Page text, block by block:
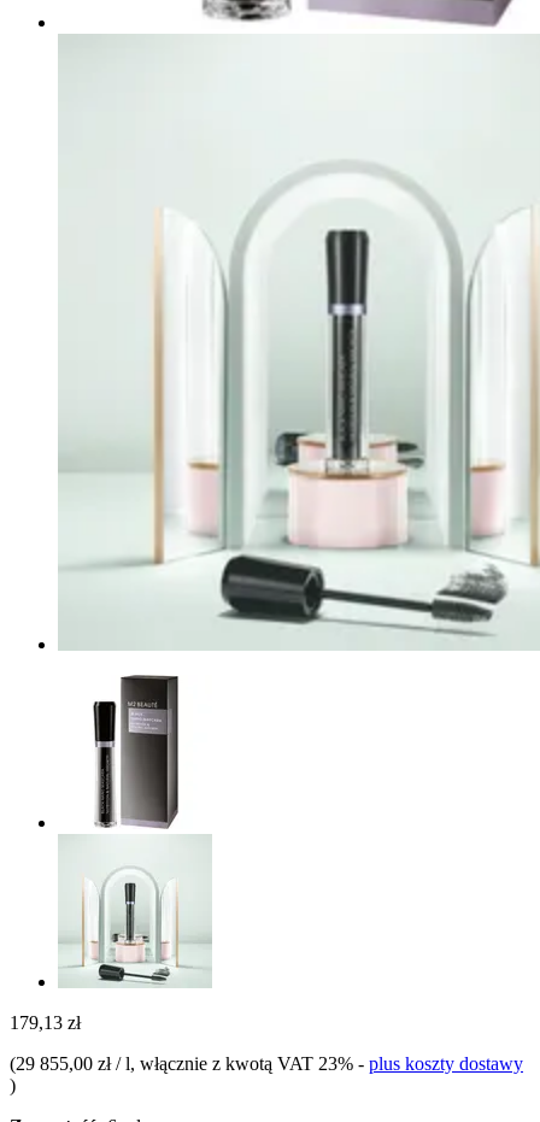
179,13 zł
(29 855,00 zł / l, włącznie z kwotą VAT 23% - plus koszty dostawy
)